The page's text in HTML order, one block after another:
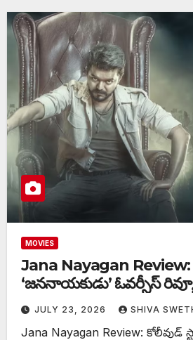
MOVIES
Jana Nayagan
‘జననాయకుడు’ ఓవర్సీస్
JULY 23, 2026 SHIVA
Jana Nayagan Review: